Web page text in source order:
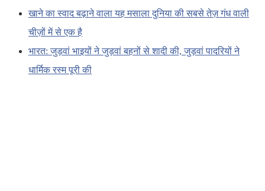
खाने का स्वाद बढ़ाने वाला यह मसाला दुनिया की सबसे तेज़ गंध वाली
चीज़ों में से एक है
भारत: जुड़वां भाइयों ने जुड़वां बहनों से शादी की, जुड़वां पादरियों ने
धार्मिक रस्म पूरी की